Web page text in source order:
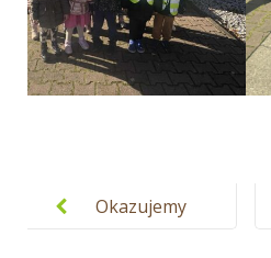
navigationOkazujemy